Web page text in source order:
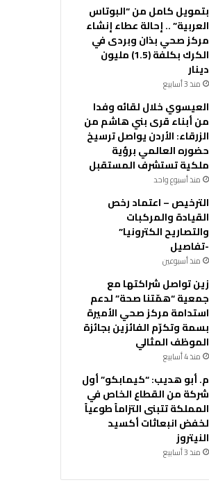
بتمويل كامل من “البوتاس
العربية” .. إحالة عطاء إنشاء
مركز صحي بذان وبردى في
الكرك بكلفة (1.5) مليون
دينار
منذ 3 أسابيع
العيسوي خلال لقائه وفدا
من أبناء قرى بني هاشم من
الزرقاء: الأردن يواصل ترسيخ
حضوره العالمي برؤية
ملكية تستشرف المستقبل
منذ أسبوع واحد
الترخيص – اعتماد رخص
القيادة والمركبات
والتصاريح الكترونيا”
-تفاصيل
منذ أسبوعين
زين تواصل شراكتها مع
جمعية “همّتنا صحة” لدعم
استدامة مركز صحي الأميرة
بسمة وتكرّم الفائزين بجائزة
الموظف المثالي
منذ 4 أسابيع
م. أبو هديب: “كيمابكو” أول
شركة من القطاع الخاص في
المملكة تتبنى التزاماً طوعياً
لخفض انبعاثات أكسيد
النيتروز
منذ 3 أسابيع